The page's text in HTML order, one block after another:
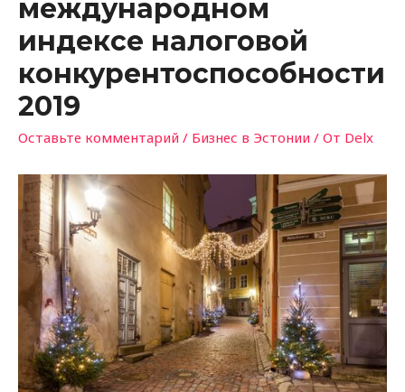
международном
индексе налоговой
конкурентоспособности
2019
Оставьте комментарий / Бизнес в Эстонии / От Delx